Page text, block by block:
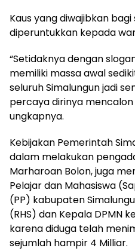
Kaus yang diwajibkan
diperuntukkan kepada
“Setidaknya dengan
memiliki massa awal
seluruh Simalungun jadi
percaya dirinya
ungkapnya.
Kebijakan Pemerintah
dalam melakukan
Marharoan Bolon, juga
Pelajar dan Mahasiswa
(PP) kabupaten
(RHS) dan Kepala DPMN
karena diduga telah
sejumlah hampir 4 Milliar.